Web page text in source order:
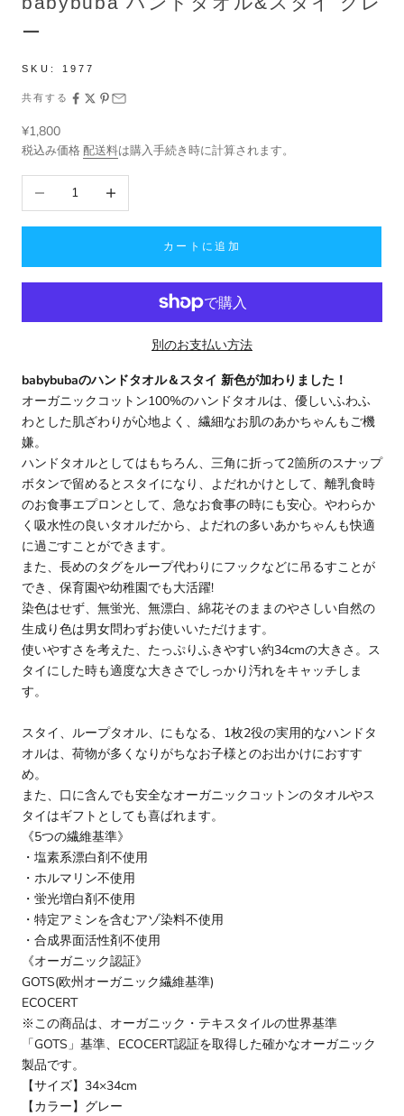
ー
SKU: 1977
共有する
セール価格
¥1,800
税込み価格配送料は購入手続き時に計算されます。
数量を減らす 数量を増やす
カートに追加
別のお支払い方法
babybubaのハンドタオル＆スタイ 新色が加わりました！
オーガニックコットン100%のハンドタオルは、優しいふわふ
わとした肌ざわりが心地よく、繊細なお肌のあかちゃんもご機
嫌。
ハンドタオルとしてはもちろん、三角に折って2箇所のスナップ
ボタンで留めるとスタイになり、よだれかけとして、離乳食時
のお食事エプロンとして、急なお食事の時にも安心。やわらか
く吸水性の良いタオルだから、よだれの多いあかちゃんも快適
に過ごすことができます。
また、長めのタグをループ代わりにフックなどに吊るすことが
でき、保育園や幼稚園でも大活躍!
染色はせず、無蛍光、無漂白、綿花そのままのやさしい自然の
生成り色は男女問わずお使いいただけます。
使いやすさを考えた、たっぷりふきやすい約34cmの大きさ。ス
タイにした時も適度な大きさでしっかり汚れをキャッチしま
す。
スタイ、ループタオル、にもなる、1枚2役の実用的なハンドタ
オルは、荷物が多くなりがちなお子様とのお出かけにおすす
め。
また、口に含んでも安全なオーガニックコットンのタオルやス
タイはギフトとしても喜ばれます。
《5つの繊維基準》
・塩素系漂白剤不使用
・ホルマリン不使用
・蛍光増白剤不使用
・特定アミンを含むアゾ染料不使用
・合成界面活性剤不使用
《オーガニック認証》
GOTS(欧州オーガニック繊維基準)
ECOCERT
※この商品は、オーガニック・テキスタイルの世界基準
「GOTS」基準、ECOCERT認証を取得した確かなオーガニック
製品です。
【サイズ】34×34cm
【カラー】グレー